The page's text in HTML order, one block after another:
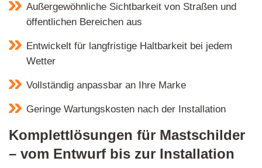
Außergewöhnliche Sichtbarkeit von Straßen und
öffentlichen Bereichen aus
Entwickelt für langfristige Haltbarkeit bei jedem
Wetter
Vollständig anpassbar an Ihre Marke
Geringe Wartungskosten nach der Installation
Komplettlösungen für Mastschilder
– vom Entwurf bis zur Installation